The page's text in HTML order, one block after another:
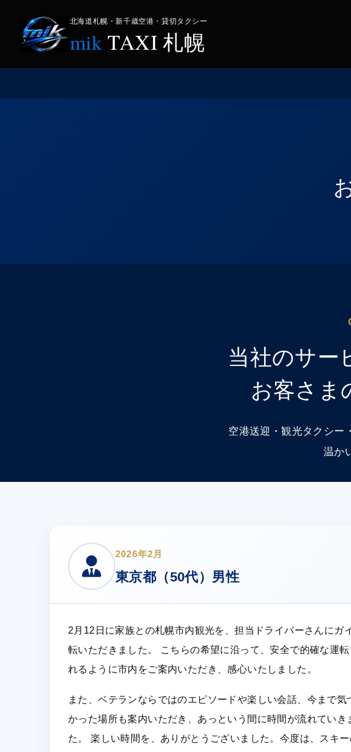
北海道札幌・新千歳空港・貸切タクシー
mikTAXI 札幌
当社のサー
お客さま
空港送迎・観光タクシー
温か
2026年2月
東京都（50代）男性
2月12日に家族との札幌市内観光を、担当ドライバーさんにガ
転いただきました。 こちらの希望に沿って、安全で的確な運
れるように市内をご案内いただき、感心いたしました。
また、ベテランならではのエピソードや楽しい会話、今まで気
かった場所も案内いただき、あっという間に時間が流れていき
た。 楽しい時間を、ありがとうございました。今度は、スキー